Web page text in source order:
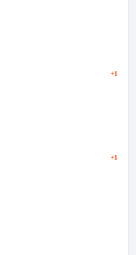
+1
+1